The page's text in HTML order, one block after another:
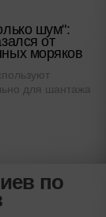
шум":
от
моряков
для шантажа
по